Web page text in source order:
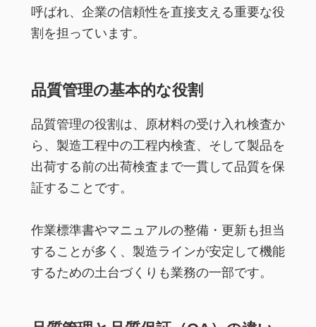
呼ばれ、企業の信頼性を直接支える重要な役
割を担っています。
品質管理の基本的な役割
品質管理の役割は、原材料の受け入れ検査か
ら、製造工程中の工程内検査、そして製品を
出荷する前の出荷検査まで一貫して品質を保
証することです。
作業標準書やマニュアルの整備・更新も担当
することが多く、製造ラインが安定して機能
するための土台づくりも業務の一部です。